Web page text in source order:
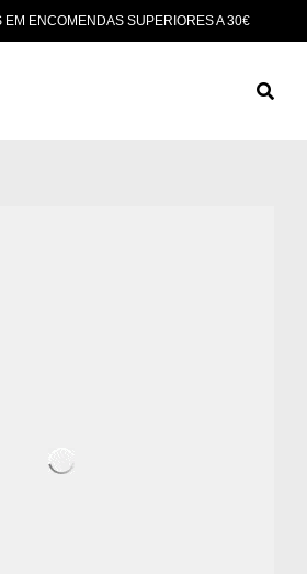
EM ENCOMENDAS SUPERIORES A 30€